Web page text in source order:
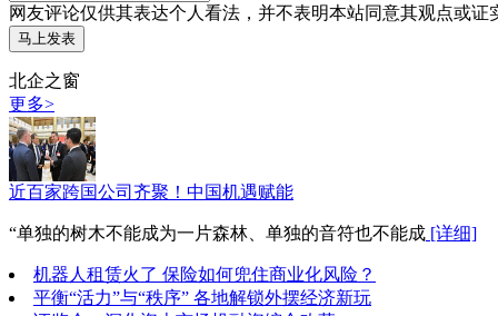
网友评论仅供其表达个人看法，并不表明本站同意其观点或证
北企之窗
更多>
近百家跨国公司齐聚！中国机遇赋能
“单独的树木不能成为一片森林、单独的音符也不能成 [详细]
机器人租赁火了 保险如何兜住商业化风险？
平衡“活力”与“秩序” 各地解锁外摆经济新玩